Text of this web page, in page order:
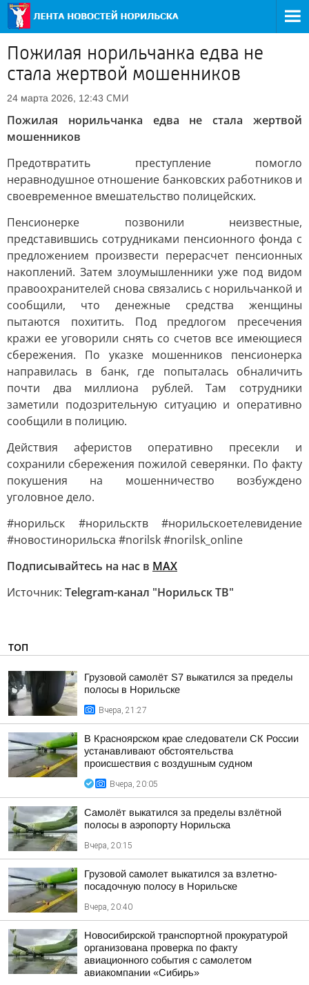
Пожилая норильчанка едва не
стала жертвой мошенников
24 марта 2026, 12:43 СМИ
Пожилая норильчанка едва не стала жертвой
мошенников
Предотвратить преступление помогло
неравнодушное отношение банковских работников и
своевременное вмешательство полицейских.
Пенсионерке позвонили неизвестные,
представившись сотрудниками пенсионного фонда с
предложением произвести перерасчет пенсионных
накоплений. Затем злоумышленники уже под видом
правоохранителей снова связались с норильчанкой и
сообщили, что денежные средства женщины
пытаются похитить. Под предлогом пресечения
кражи ее уговорили снять со счетов все имеющиеся
сбережения. По указке мошенников пенсионерка
направилась в банк, где попыталась обналичить
почти два миллиона рублей. Там сотрудники
заметили подозрительную ситуацию и оперативно
сообщили в полицию.
Действия аферистов оперативно пресекли и
сохранили сбережения пожилой северянки. По факту
покушения на мошенничество возбуждено
уголовное дело.
#норильск #норильсктв #норильскоетелевидение
#новостинорильска #norilsk #norilsk_online
Подписывайтесь на нас в MAX
Источник: Telegram-канал "Норильск ТВ"
ТОП
Грузовой самолёт S7 выкатился за пределы
полосы в Норильске
Вчера, 21:27
В Красноярском крае следователи СК России
устанавливают обстоятельства
происшествия с воздушным судном
Вчера, 20:05
Самолёт выкатился за пределы взлётной
полосы в аэропорту Норильска
Вчера, 20:15
Грузовой самолет выкатился за взлетно-
посадочную полосу в Норильске
Вчера, 20:40
Новосибирской транспортной прокуратурой
организована проверка по факту
авиационного события с самолетом
авиакомпании «Сибирь»